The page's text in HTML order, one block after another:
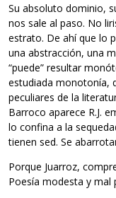
Su absoluto dominio,
nos sale al paso. No
estrato. De ahí que lo
una abstracción, una
“puede” resultar
estudiada monotonía,
peculiares de la
Barroco aparece R.J.
lo confina a la
tienen sed. Se
Porque Juarroz,
Poesía modesta y mal